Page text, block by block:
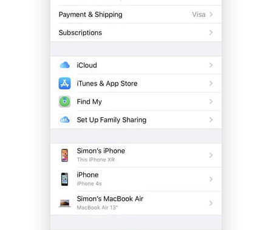
Controle seu celular com Dr.Fone
50M+ usuários, 17+ anos
Tecnologia de IA, sem complicação
Abrir APP